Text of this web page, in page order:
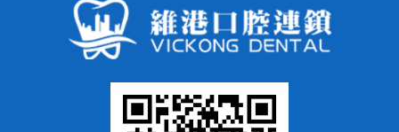
常見問題
牙列不齊
牙齦出血